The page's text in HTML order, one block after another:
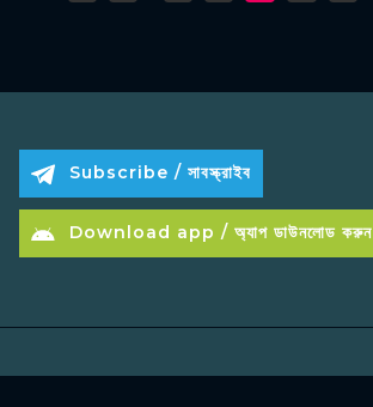
Subscribe / সাবস্ক্রাইব
Download app / অ্যাপ ডাউনলোড করুন